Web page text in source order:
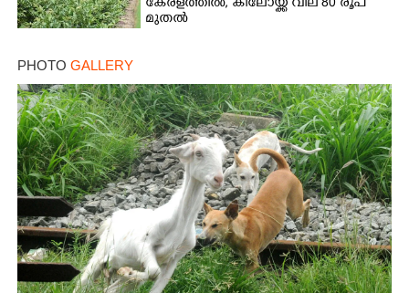
കേരളത്തിൽ, കിലോയ്ക്ക് വില 80 രൂപ
മുതൽ
PHOTO GALLERY